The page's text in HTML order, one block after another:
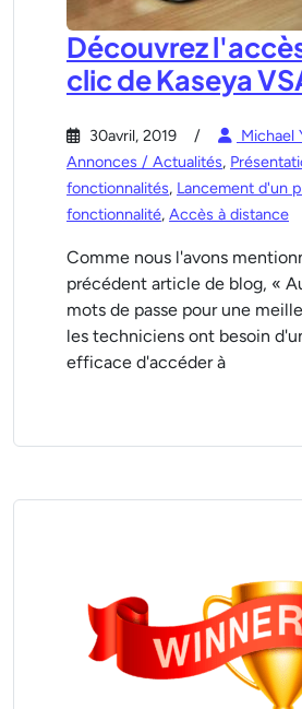
Découvrez
clic de Kaseya
30avril, 2019
Michael
Annonces / Actualités,
fonctionnalités, Lancement d'un
fonctionnalité, Accès à distance
Comme nous l'avons
précédent article de blog, «
mots de passe pour une
les techniciens ont besoin
efficace d'accéder à